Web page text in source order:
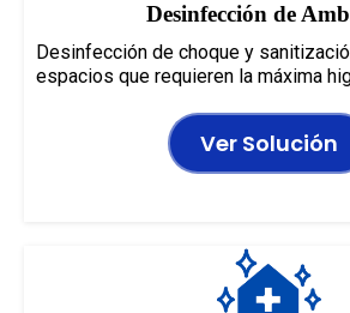
Desinfección de
Desinfección de choque y
espacios que requieren la máxima
Ver Solución